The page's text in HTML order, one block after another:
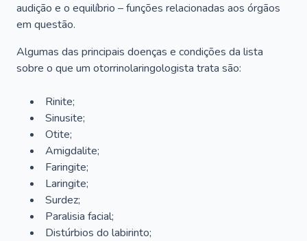
audição e o equilíbrio – funções relacionadas aos órgãos
em questão.
Algumas das principais doenças e condições da lista
sobre o que um otorrinolaringologista trata são:
Rinite;
Sinusite;
Otite;
Amigdalite;
Faringite;
Laringite;
Surdez;
Paralisia facial;
Distúrbios do labirinto;